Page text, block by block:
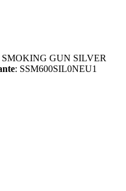
GUN SILVER
: SSM600SIL0NEU1